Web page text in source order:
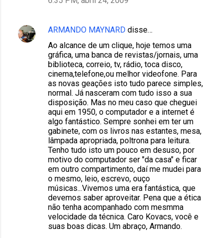
ARMANDO MAYNARD disse…
Ao alcance de um clique, hoje temos uma
gráfica, uma banca de revistas/jornais, uma
biblioteca, correio, tv, rádio, toca disco,
cinema,telefone,ou melhor videofone. Para
as novas geações isto tudo parece simples,
normal. Já nasceram com tudo isso a sua
disposição. Mas no meu caso que cheguei
aqui em 1950, o computador e a internet é
algo fantástico. Sempre sonhei em ter um
gabinete, com os livros nas estantes, mesa,
lâmpada apropriada, poltrona para leitura.
Tenho tudo isto um pouco em desuso, por
motivo do computador ser "da casa" e ficar
em outro compartimento, daí me mudei para
o mesmo, leio, escrevo, ouço
músicas...Vivemos uma era fantástica, que
devemos saber aproveitar. Pena que a ética
não tenha acompanhado com mesmma
velocidade da técnica. Caro Kovacs, você e
suas boas dicas. Um abraço, Armando.